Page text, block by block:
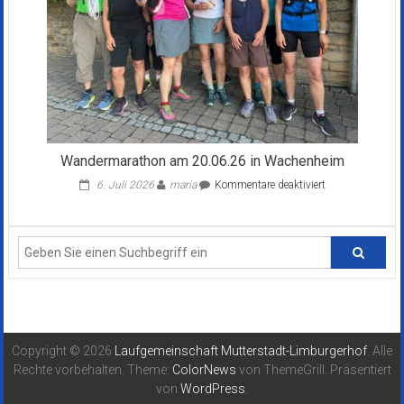
Wandermarathon am 20.06.26 in Wachenheim
6. Juli 2026 maria Kommentare deaktiviertfür
Copyright © 2026 Laufgemeinschaft Mutterstadt-Limburgerhof . Alle
Rechte vorbehalten. Theme: ColorNews von ThemeGrill. Präsentiert
von WordPress